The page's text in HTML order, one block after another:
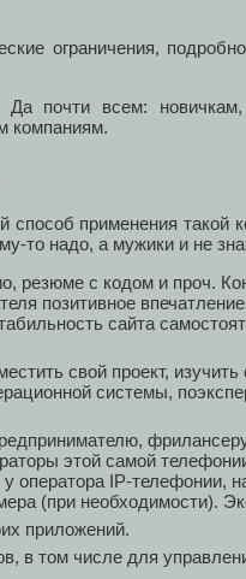
ограничения,
почти всем:
компаниям.
применения такой
то надо, а мужики и не
резюме с кодом и проч.
позитивное
сайта
свой проект, изучить
системы,
этой самой
оператора IP-телефонии,
(при необходимости).
приложений.
в том числе для